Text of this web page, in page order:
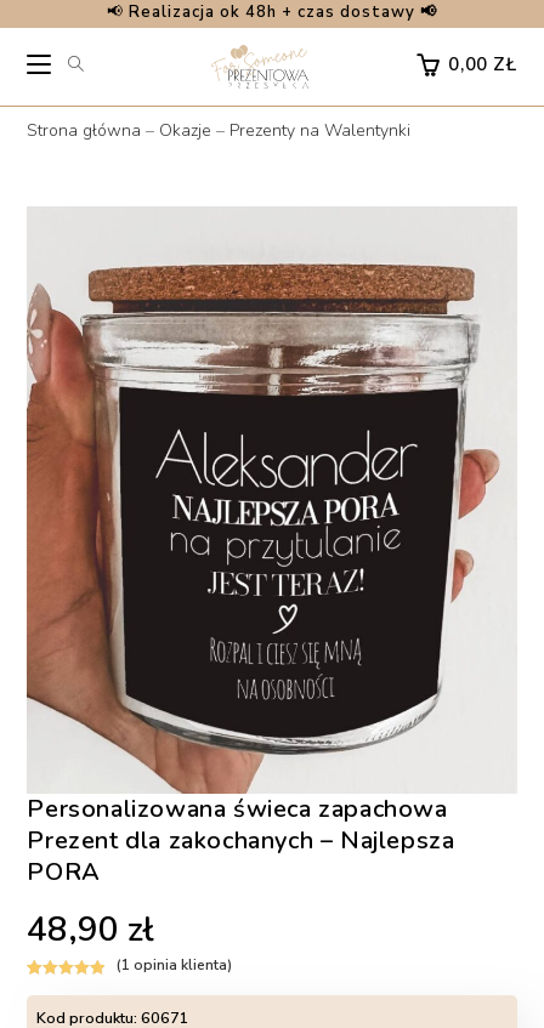
content
📢 Realizacja ok 48h + czas dostawy 📢
0,00 ZŁ
Strona główna – Okazje – Prezenty na Walentynki
Personalizowana świeca zapachowa
Prezent dla zakochanych – Najlepsza
PORA
48,90 zł
5.00
na 5 na
(1 opinia klienta)
Kod produktu:60671